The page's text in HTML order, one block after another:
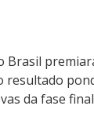
Brasil
resultado
da fase